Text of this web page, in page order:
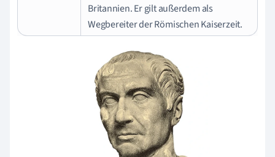
Britannien. Er gilt außerdem als
Wegbereiter der Römischen Kaiserzeit.